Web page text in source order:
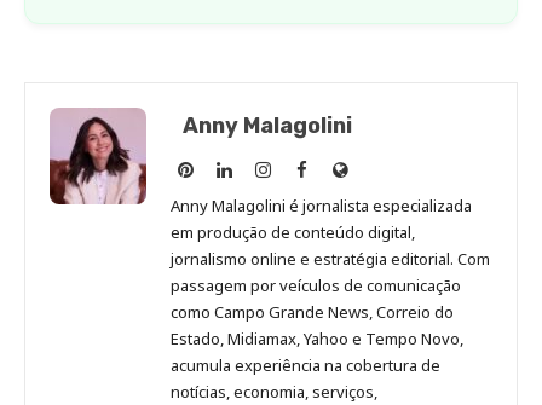
Anny Malagolini
Anny
Malagolini
no
Pinterest
Anny
Malagolini
no
LinkedIn
Anny
Malagolini
no
Instagram
Anny
Malagolini
no
Facebook
Site
de
Anny
Malagolini
Anny Malagolini é jornalista especializada
em produção de conteúdo digital,
jornalismo online e estratégia editorial. Com
passagem por veículos de comunicação
como Campo Grande News, Correio do
Estado, Midiamax, Yahoo e Tempo Novo,
acumula experiência na cobertura de
notícias, economia, serviços,